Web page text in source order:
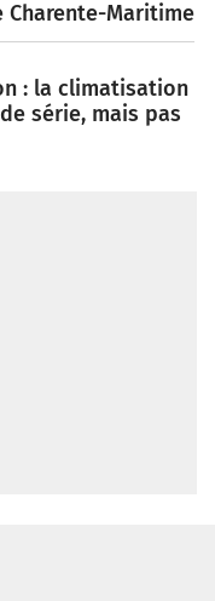
Charente-Maritime
: la climatisation
série, mais pas